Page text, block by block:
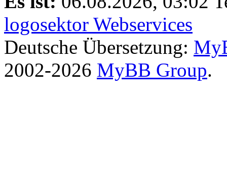
logosektor Webservices
Deutsche Übersetzung:
2002-2026 MyBB Group.